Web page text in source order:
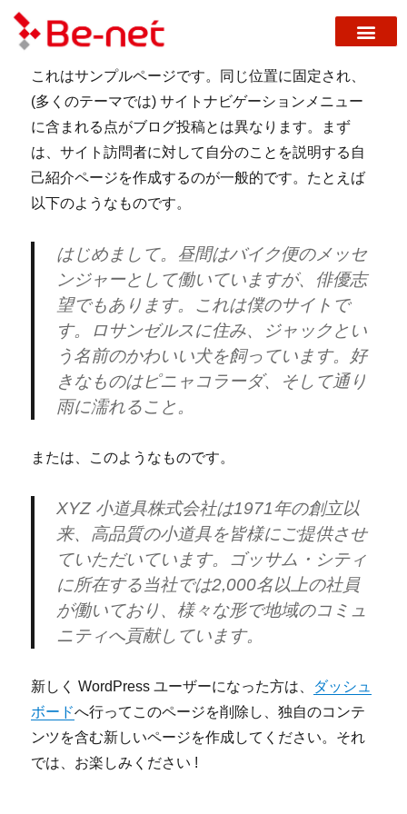
これはサンプルページです。同じ位置に固定され、
(多くのテーマでは) サイトナビゲーションメニュー
に含まれる点がブログ投稿とは異なります。まず
は、サイト訪問者に対して自分のことを説明する自
己紹介ページを作成するのが一般的です。たとえば
以下のようなものです。
はじめまして。昼間はバイク便のメッセ
ンジャーとして働いていますが、俳優志
望でもあります。これは僕のサイトで
す。ロサンゼルスに住み、ジャックとい
う名前のかわいい犬を飼っています。好
きなものはピニャコラーダ、そして通り
雨に濡れること。
または、このようなものです。
XYZ 小道具株式会社は1971年の創立以
来、高品質の小道具を皆様にご提供させ
ていただいています。ゴッサム・シティ
に所在する当社では2,000名以上の社員
が働いており、様々な形で地域のコミュ
ニティへ貢献しています。
新しく WordPress ユーザーになった方は、 ダッシュ
ボードへ行ってこのページを削除し、独自のコンテ
ンツを含む新しいページを作成してください。それ
では、お楽しみください !